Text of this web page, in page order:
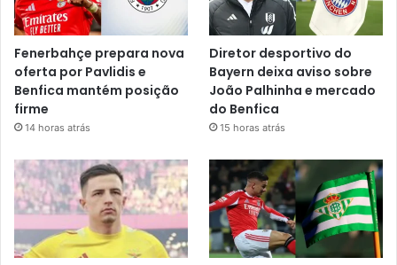
Fenerbahçe prepara nova
oferta por Pavlidis e
Benfica mantém posição
firme
14 horas atrás
Diretor desportivo do
Bayern deixa aviso sobre
João Palhinha e mercado
do Benfica
15 horas atrás